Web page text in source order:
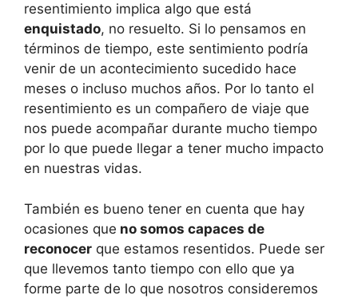
resentimiento implica algo que está
enquistado, no resuelto. Si lo pensamos en
términos de tiempo, este sentimiento podría
venir de un acontecimiento sucedido hace
meses o incluso muchos años. Por lo tanto el
resentimiento es un compañero de viaje que
nos puede acompañar durante mucho tiempo
por lo que puede llegar a tener mucho impacto
en nuestras vidas.
También es bueno tener en cuenta que hay
ocasiones que no somos capaces de
reconocer que estamos resentidos. Puede ser
que llevemos tanto tiempo con ello que ya
forme parte de lo que nosotros consideremos